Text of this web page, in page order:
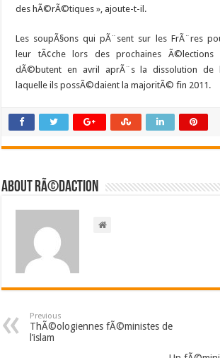
des hÃ©rÃ©tiques », ajoute-t-il.
Les soupÃ§ons qui pÃ¨sent sur les FrÃ¨res
leur tÃ¢che lors des prochaines Ã©lections
dÃ©butent en avril aprÃ¨s la dissolution de
laquelle ils possÃ©daient la majoritÃ© fin 2011.
About RÃ©daction
Previous
ThÃ©ologiennes fÃ©ministes de
l’islam